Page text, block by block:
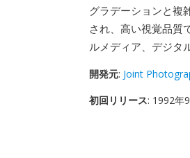
グラデーションと複
され、高い視覚品質
ルメディア、デジタ
開発元: Joint
初回リリース: 1992年